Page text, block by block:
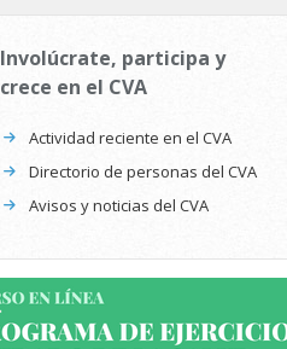
Involúcrate, participa y
crece en el CVA
Actividad reciente en el CVA
Directorio de personas del CVA
Avisos y noticias del CVA